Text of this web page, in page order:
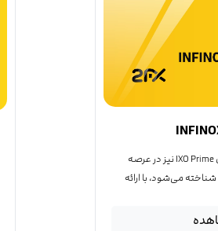
اینفینوکس، که با نام تجاری IXO Prime نیز در عرصه
می‌شود، با ارائه